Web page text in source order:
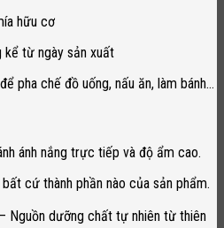
hữu cơ
kể từ ngày sản xuất
pha chế đồ uống, nấu ăn, làm bánh…
ánh nắng trực tiếp và độ ẩm cao.
cứ thành phần nào của sản phẩm.
Nguồn dưỡng chất tự nhiên từ thiên